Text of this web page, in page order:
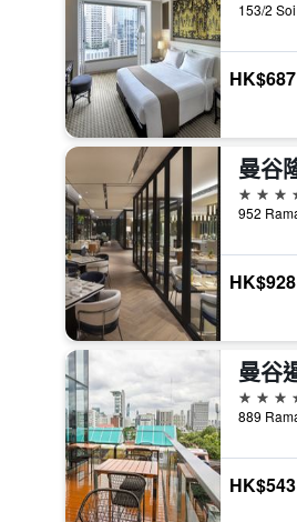
HK$687
5星級
HK$928
4星級
HK$543